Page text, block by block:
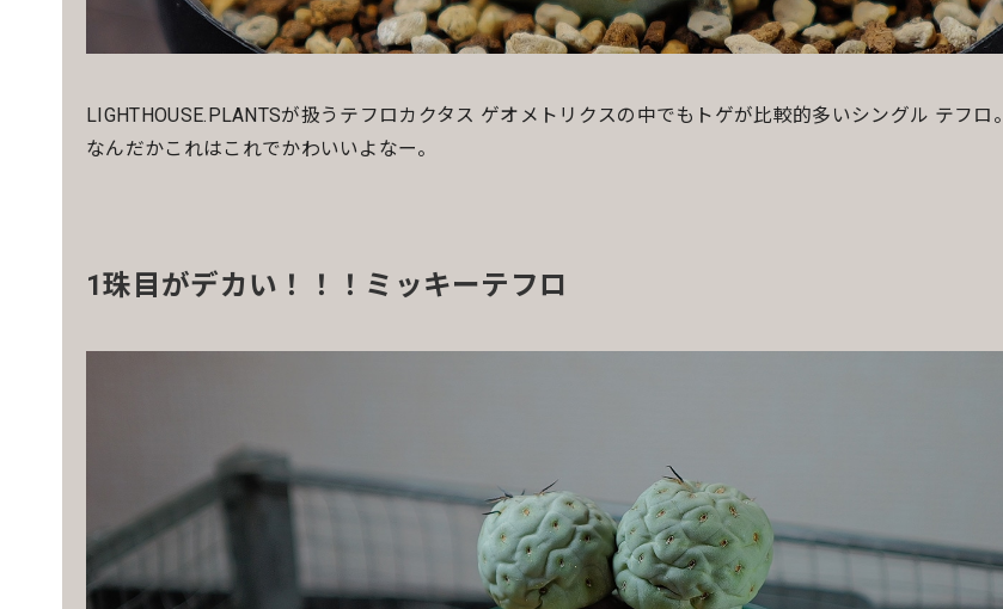
LIGHTHOUSE.PLANTSが扱うテフロカクタス ゲオメトリクスの中でもトゲが比較的多いシングル テフロ。
なんだかこれはこれでかわいいよなー。
1珠目がデカい！！！ミッキーテフロ